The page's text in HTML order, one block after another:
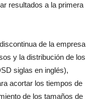
resultados a la primera
de la empresa
y la distribución de los
siglas en inglés),
acortar los tiempos de
de los tamaños de